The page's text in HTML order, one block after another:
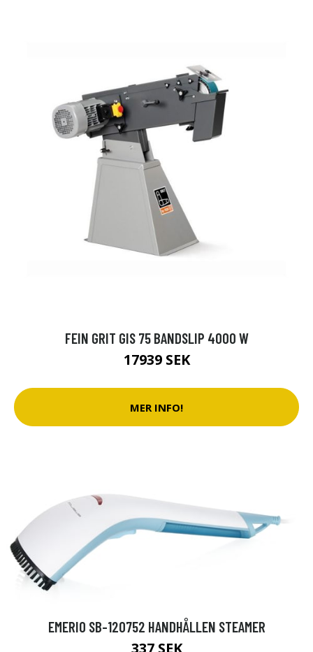
FEIN GRIT GIS 75 BANDSLIP 4000 W
17939 SEK
MER INFO!
EMERIO SB-120752 HANDHÅLLEN STEAMER